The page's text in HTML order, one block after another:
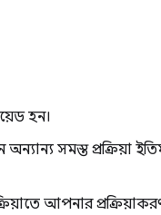
হন।
সমস্ত প্রক্রিয়া
আপনার